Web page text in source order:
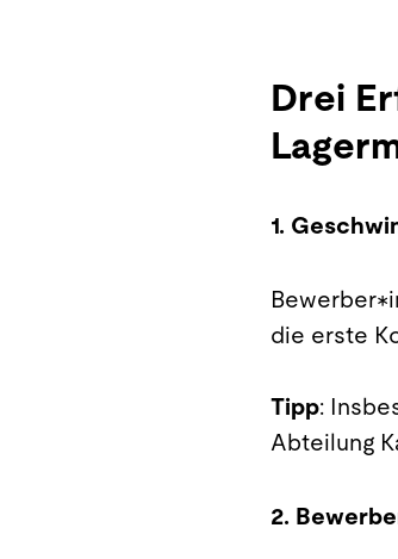
Drei
1.
die erste
Tipp:
Abteilung
2.